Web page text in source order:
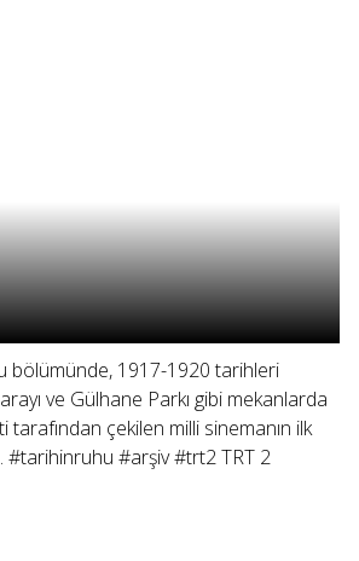
bölümünde, 1917-1920 tarihleri
ve Gülhane Parkı gibi mekanlarda
çekilen milli sinemanın ilk
#tarihinruhu #arşiv #trt2 TRT 2